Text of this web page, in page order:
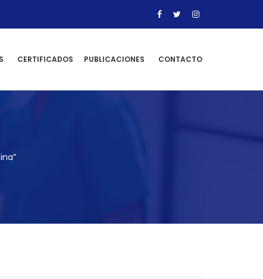
CERTIFICADOS PUBLICACIONES CONTACTO